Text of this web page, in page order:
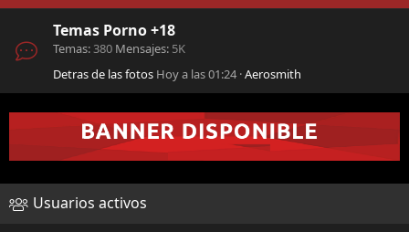
Temas Porno +18
Temas 380 Mensajes 5K
Detras de las fotos Hoy a las 01:24 Aerosmith
Usuarios activos